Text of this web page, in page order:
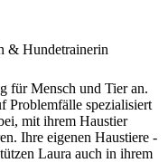
& Hundetrainerin
für Mensch und Tier an.
Problemfälle spezialisiert
mit ihrem Haustier
Ihre eigenen Haustiere -
Laura auch in ihrem